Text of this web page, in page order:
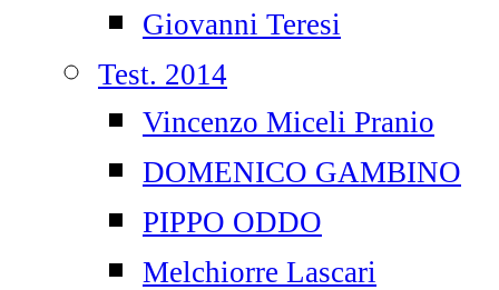
Giovanni Teresi
Test. 2014
Vincenzo Miceli Pranio
DOMENICO GAMBINO
PIPPO ODDO
Melchiorre Lascari